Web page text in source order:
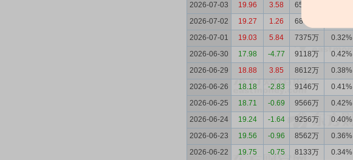
2026-07-03
19.96 3.58 6507万
2026-07-02
19.27 1.26 6805万
2026-07-01
19.03 5.84 7375万 0.32%
2026-06-30
17.98 -4.77 9118万 0.42%
2026-06-29
18.88 3.85 8612万 0.38%
2026-06-26
18.18 -2.83 9146万 0.41%
2026-06-25
18.71 -0.69 9566万 0.42%
2026-06-24
19.24 -1.64 9256万 0.40%
2026-06-23
19.56 -0.96 8562万 0.36%
2026-06-22
19.75 -0.75 8133万 0.34%